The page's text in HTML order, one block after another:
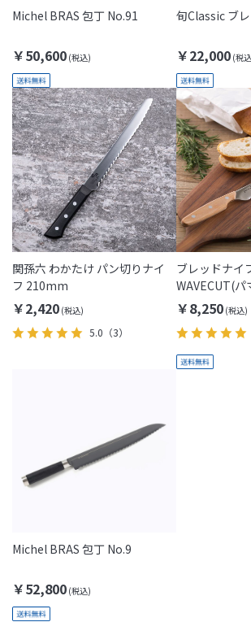
Michel BRAS 包丁 No.91
￥50,600
旬Classic ブ
￥22,000
関孫六 わかたけ パン切りナイ
フ 210mm
￥2,420
5.0 （3）
ブレッドナイ
WAVECUT(パ
ト)
￥8,250
Michel BRAS 包丁 No.9
￥52,800